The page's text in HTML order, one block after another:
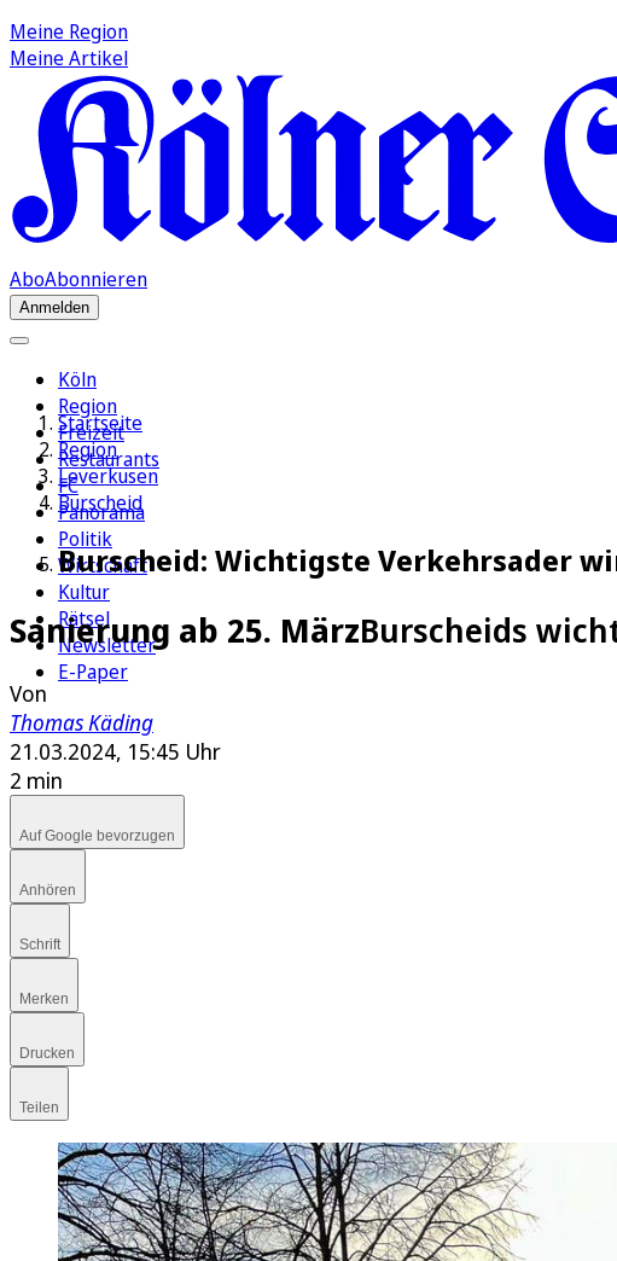
Meine Region
Meine Artikel
AboAbonnieren
Anmelden
Köln
Region
Freizeit
Restaurants
FC
Panorama
Politik
Wirtschaft
Kultur
Rätsel
Newsletter
E-Paper
Startseite
Region
Leverkusen
Burscheid
Burscheid: Wichtigste Verkehrsader
Sanierung ab 25. MärzBurscheids
Von
Thomas Käding
21.03.2024, 15:45 Uhr
2 min
Auf Google bevorzugen
Anhören
Schrift
Merken
Drucken
Teilen